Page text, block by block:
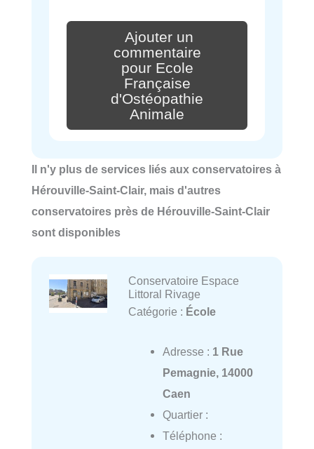
Ajouter un
commentaire
pour Ecole
Française
d'Ostéopathie
Animale
Il n'y plus de services liés aux conservatoires à
Hérouville-Saint-Clair, mais d'autres
conservatoires près de Hérouville-Saint-Clair
sont disponibles
Conservatoire Espace
Littoral Rivage
Catégorie : École
Adresse : 1 Rue
Pemagnie, 14000
Caen
Quartier :
Téléphone :